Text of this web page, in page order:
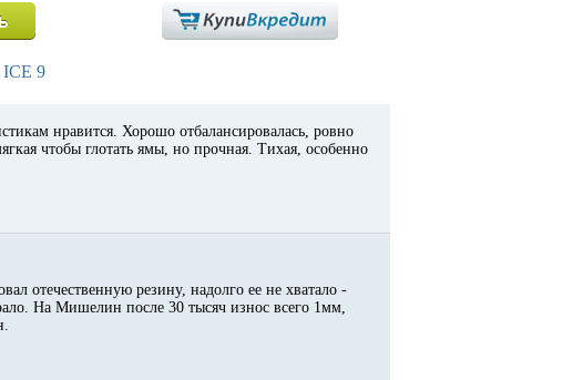
9
нравится. Хорошо отбалансировалась, ровно
чтобы глотать ямы, но прочная. Тихая, особенно
отечественную резину, надолго ее не хватало -
На Мишелин после 30 тысяч износ всего 1мм,